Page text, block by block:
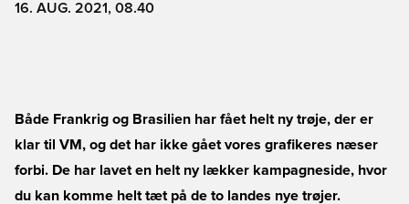
16. AUG. 2021, 08.40
Både Frankrig og Brasilien har fået helt ny trøje, der er
klar til VM, og det har ikke gået vores grafikeres næser
forbi. De har lavet en helt ny lækker kampagneside, hvor
du kan komme helt tæt på de to landes nye trøjer.